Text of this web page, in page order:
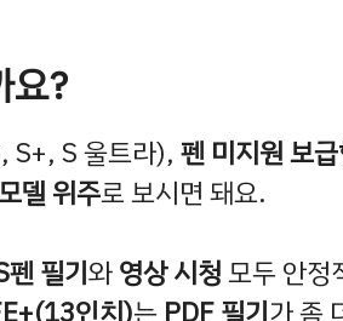
요?
S+, S 울트라), 펜 미지원 보
델 위주로 보시면 돼요.
펜 필기와영상 시청모두 안정